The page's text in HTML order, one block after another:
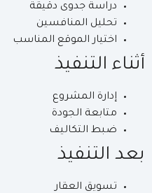
دراسة جدوى دقيقة
تحليل المنافسين
اختيار الموقع المناسب
أثناء التنفيذ
إدارة المشروع
متابعة الجودة
ضبط التكاليف
بعد التنفيذ
تسويق العقار